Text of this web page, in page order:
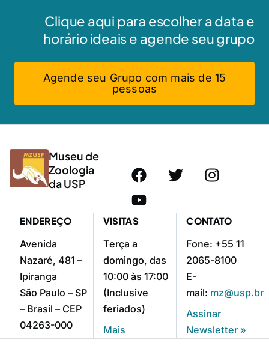
Clique aqui para escolher a data e
horário ideais e agende seu grupo
Agende seu Grupo com mais de 15
pessoas
Museu de
Zoologia
da USP
ENDEREÇO
Avenida
Nazaré, 481 –
Ipiranga
São Paulo – SP
– Brasil – CEP
04263-000
VISITAS
Terça a
domingo, das
10:00 às 17:00
(Inclusive
feriados)
Mais
CONTATO
Fone: +55 11
2065-8100
E-
mail: mz@usp.br
Assinar
Newsletter »